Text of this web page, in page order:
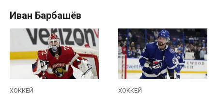
Иван Барбашёв
ХОККЕЙ ХОККЕЙ